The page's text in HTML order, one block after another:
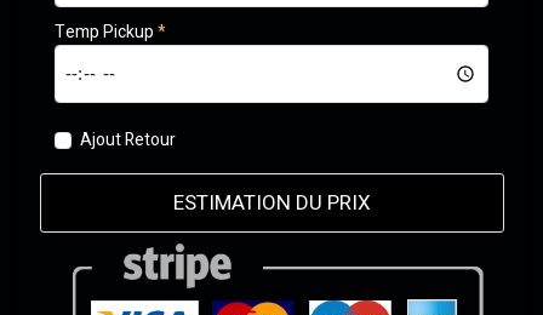
Temp Pickup*
Ajout Retour
ESTIMATION DU PRIX